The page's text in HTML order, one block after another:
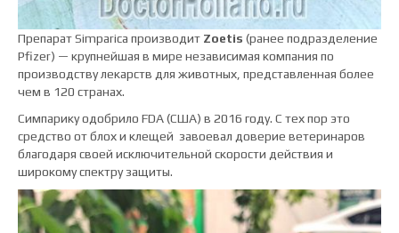
Препарат Simparica производит Zoetis (ранее подразделение
Pfizer) — крупнейшая в мире независимая компания по
производству лекарств для животных, представленная более
чем в 120 странах.
Симпарику одобрило FDA (США) в 2016 году. С тех пор это
средство от блох и клещей завоевал доверие ветеринаров
благодаря своей исключительной скорости действия и
широкому спектру защиты.